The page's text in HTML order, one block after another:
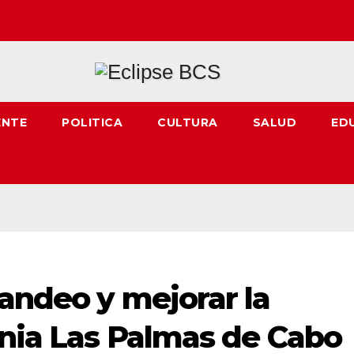
POLITICA CULTURA SALUD
y mejorar la
Las Palmas de Cabo